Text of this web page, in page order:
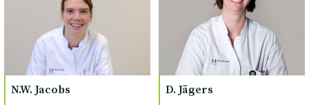
N.W. Jacobs D. Jägers